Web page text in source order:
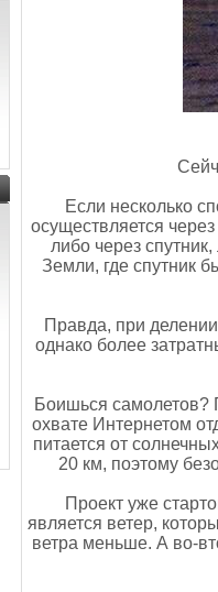
Если несколько
осуществляется
либо через
Земли, где спутник
Правда, при
однако более
Боишься самолетов?
охвате Интернетом
питается от
20 км, поэтому
Проект уже
является ветер,
ветра меньше. А во-